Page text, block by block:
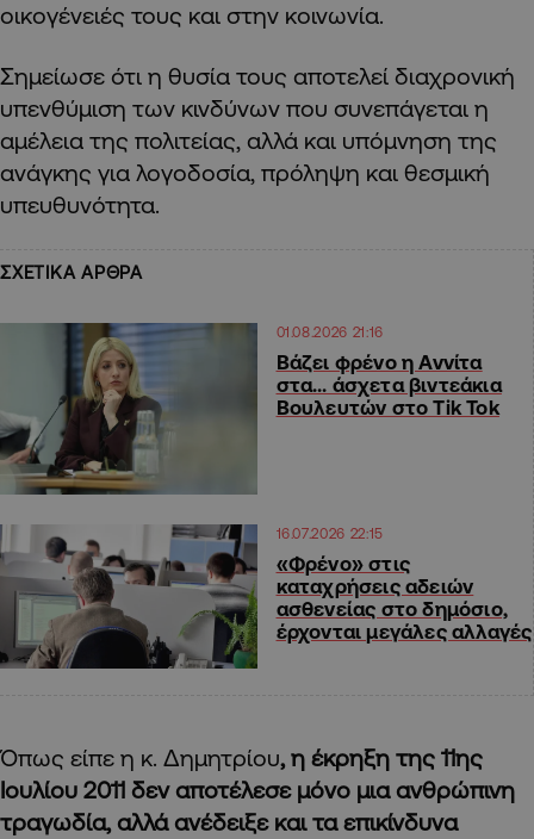
οικογένειές τους και στην κοινωνία.
Σημείωσε ότι η θυσία τους αποτελεί διαχρονική
υπενθύμιση των κινδύνων που συνεπάγεται η
αμέλεια της πολιτείας, αλλά και υπόμνηση της
ανάγκης για λογοδοσία, πρόληψη και θεσμική
υπευθυνότητα.
ΣΧΕΤΙΚΑ ΑΡΘΡΑ
01.08.2026 21:16
Βάζει φρένο η Αννίτα
στα… άσχετα βιντεάκια
Βουλευτών στο Tik Tok
16.07.2026 22:15
«Φρένο» στις
καταχρήσεις αδειών
ασθενείας στο δημόσιο,
έρχονται μεγάλες αλλαγές
Όπως είπε η κ. Δημητρίου, η έκρηξη της 11ης
Ιουλίου 2011 δεν αποτέλεσε μόνο μια ανθρώπινη
τραγωδία, αλλά ανέδειξε και τα επικίνδυνα